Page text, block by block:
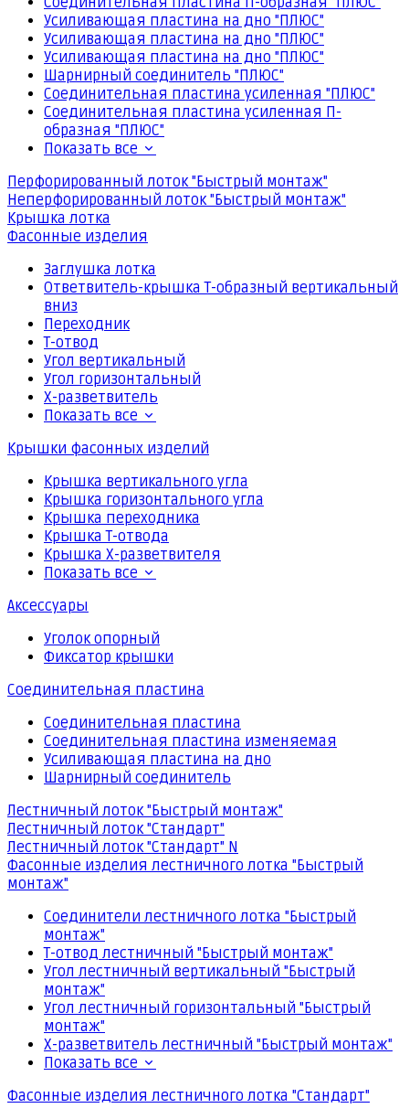
Усиливающая пластина на дно "ПЛЮС"
Усиливающая пластина на дно "ПЛЮС"
Усиливающая пластина на дно "ПЛЮС"
Шарнирный соединитель "ПЛЮС"
Соединительная пластина усиленная "ПЛЮС"
Соединительная пластина усиленная П-
образная "ПЛЮС"
Показать все
Перфорированный лоток "Быстрый монтаж"
Неперфорированный лоток "Быстрый монтаж"
Крышка лотка
Фасонные изделия
Заглушка лотка
Ответвитель-крышка Т-образный вертикальный
вниз
Переходник
Т-отвод
Угол вертикальный
Угол горизонтальный
Х-разветвитель
Показать все
Крышки фасонных изделий
Крышка вертикального угла
Крышка горизонтального угла
Крышка переходника
Крышка Т-отвода
Крышка Х-разветвителя
Показать все
Аксессуары
Уголок опорный
Фиксатор крышки
Соединительная пластина
Соединительная пластина
Соединительная пластина изменяемая
Усиливающая пластина на дно
Шарнирный соединитель
Лестничный лоток "Быстрый монтаж"
Лестничный лоток "Стандарт"
Лестничный лоток "Стандарт" N
Фасонные изделия лестничного лотка "Быстрый
монтаж"
Соединители лестничного лотка "Быстрый
монтаж"
Т-отвод лестничный "Быстрый монтаж"
Угол лестничный вертикальный "Быстрый
монтаж"
Угол лестничный горизонтальный "Быстрый
монтаж"
Х-разветвитель лестничный "Быстрый монтаж"
Показать все
Фасонные изделия лестничного лотка "Стандарт"